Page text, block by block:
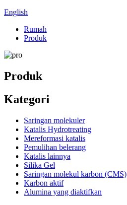
English
Rumah
Produk
Produk
Kategori
Saringan molekuler
Katalis Hydrotreating
Mereformasi katalis
Pemulihan belerang
Katalis lainnya
Silika Gel
Saringan molekul karbon (CMS)
Karbon aktif
Alumina yang diaktifkan